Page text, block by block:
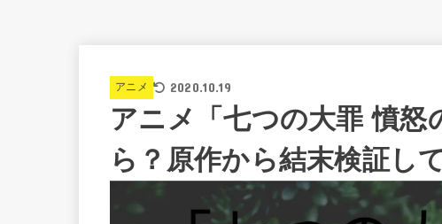
アニメ 2020.10.19
アニメ「七つの大罪 憤怒
ら？原作から結末検証し